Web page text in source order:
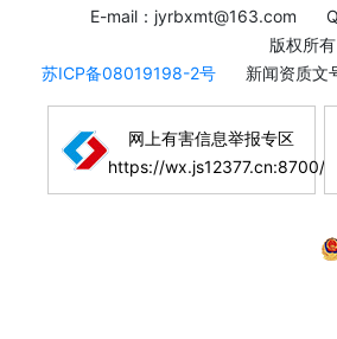
E-mail：jyrbxmt@163.com
版权所
苏ICP备08019198-2号
新闻资质
网上有害信息举报专区
https://wx.js12377.cn:8700/